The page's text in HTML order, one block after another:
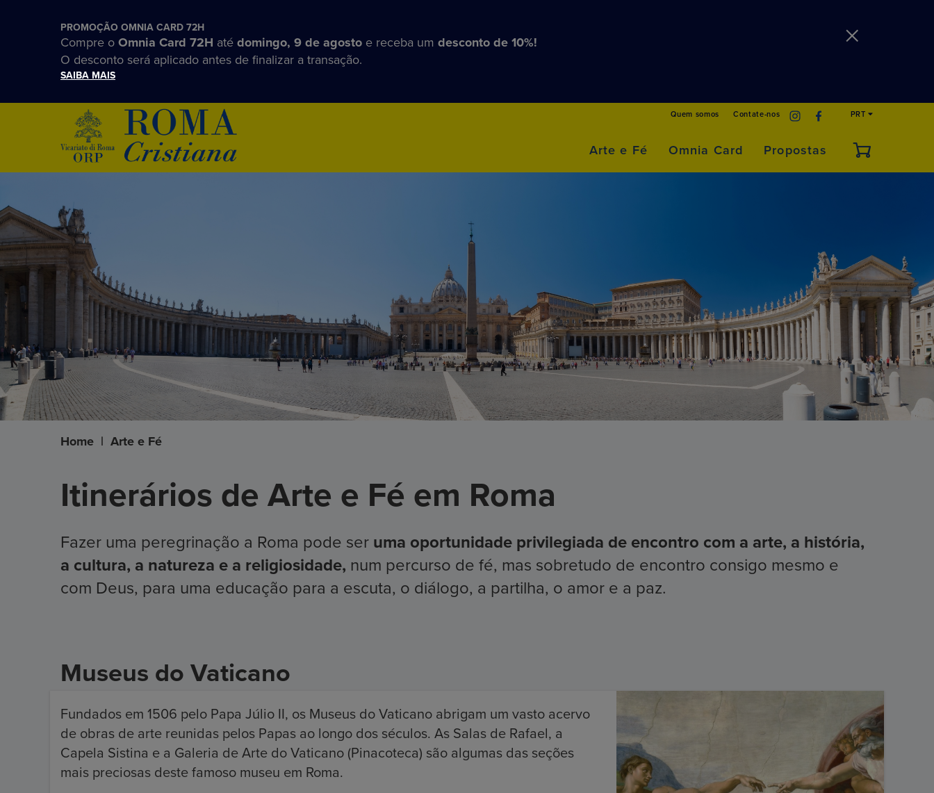
PROMOÇÃO OMNIA CARD 72H
Compre o Omnia Card 72H até domingo, 9 de agosto e receba um desconto de 10%!
O desconto será aplicado antes de finalizar a transação.
SAIBA MAIS
Quem somos Contate-nos PRT
Arte e Fé Omnia Card Propostas
Home | Arte e Fé
Itinerários de Arte e Fé em Roma
Fazer uma peregrinação a Roma pode ser uma oportunidade privilegiada de encontro com a arte, a história,
a cultura, a natureza e a religiosidade, num percurso de fé, mas sobretudo de encontro consigo mesmo e
com Deus, para uma educação para a escuta, o diálogo, a partilha, o amor e a paz.
Museus do Vaticano
Fundados em 1506 pelo Papa Júlio II, os Museus do Vaticano abrigam um vasto acervo
de obras de arte reunidas pelos Papas ao longo dos séculos. As Salas de Rafael, a
Capela Sistina e a Galeria de Arte do Vaticano (Pinacoteca) são algumas das seções
mais preciosas deste famoso museu em Roma.